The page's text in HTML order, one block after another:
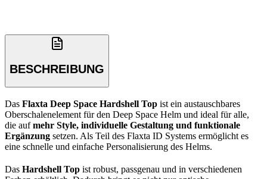
BESCHREIBUNG
Das Flaxta Deep Space Hardshell Top ist ein austauschbares
Oberschalenelement für den Deep Space Helm und ideal für alle,
die aufmehr Style, individuelle Gestaltung und funktionale
Ergänzung setzen. Als Teil des Flaxta ID Systems ermöglicht es
eine schnelle und einfache Personalisierung des Helms.
Das Hardshell Top ist robust, passgenau und in verschiedenen